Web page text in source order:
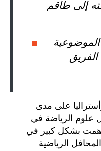
إلى طاقم
على مدى
علوم الرياضة في
بشكل كبير في
الرياضية